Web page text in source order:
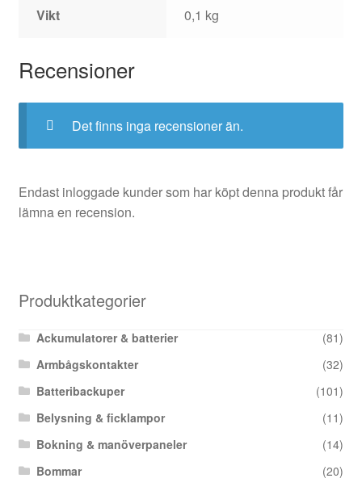
Vikt 0,1 kg
Recensioner
Det finns inga recensioner än.
Endast inloggade kunder som har köpt denna produkt får
lämna en recension.
Produktkategorier
Ackumulatorer & batterier
(81)
Armbågskontakter
(32)
Batteribackuper
(101)
Belysning & ficklampor
(11)
Bokning & manöverpaneler
(14)
Bommar
(20)